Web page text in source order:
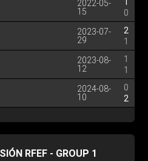
2022-05-
15
0
2023-07-
29
2
1
2023-08-
12
1
1
2024-08-
10
0
2
RFEF - GROUP 1